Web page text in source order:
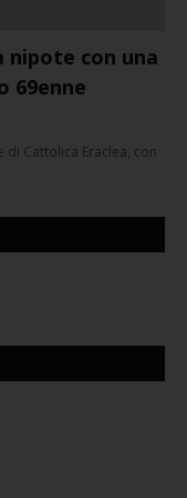
nipote con una
69enne
di Cattolica Eraclea, con